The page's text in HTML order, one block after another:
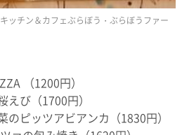
ッチン＆カフェぶらぼう・ぶらぼうファー
（1200円）
び（1700円）
ピッツアビアンカ（1830円）